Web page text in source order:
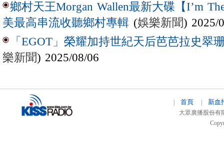
鄉村天王Morgan Wallen最新大碟【I’m
美最高串流收聽鄉村專輯 (娛樂新聞) 2025/
「EGOT」榮耀加持世紀天后芭芭拉史翠
樂新聞) 2025/08/06
首頁 新血
大眾廣播股份有